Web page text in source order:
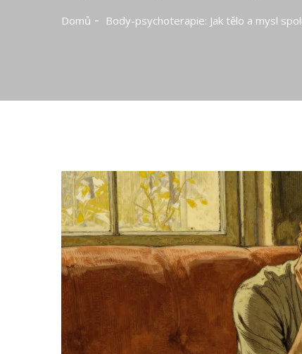
Domů Body-psychoterapie: Jak tělo a mysl